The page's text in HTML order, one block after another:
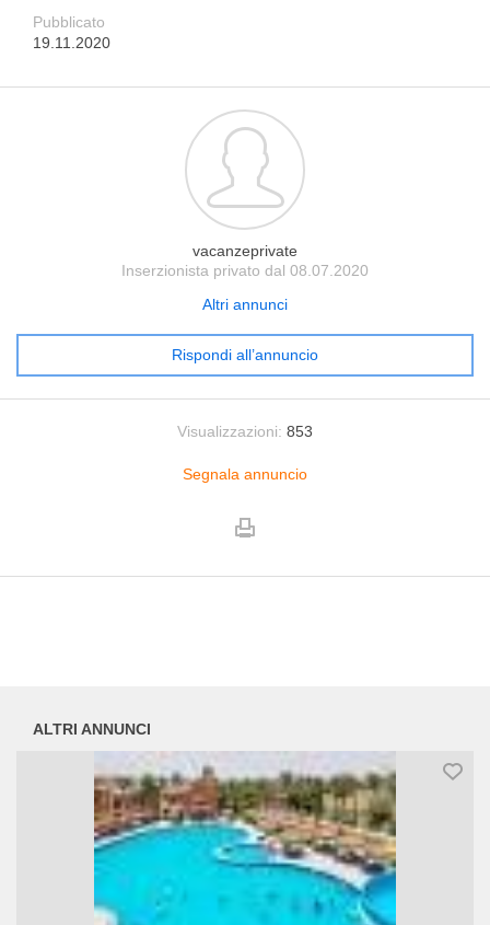
Pubblicato
19.11.2020
vacanzeprivate
Inserzionista privato dal 08.07.2020
Altri annunci
Rispondi all’annuncio
Visualizzazioni: 853
Segnala annuncio
ALTRI ANNUNCI